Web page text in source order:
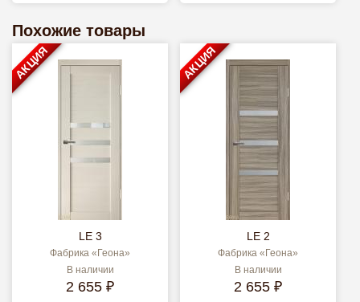
Похожие товары
LE 3
Фабрика «Геона»
В наличии
2 655 ₽
АКЦИЯ
LE 2
Фабрика «Геона»
В наличии
2 655 ₽
АКЦИЯ